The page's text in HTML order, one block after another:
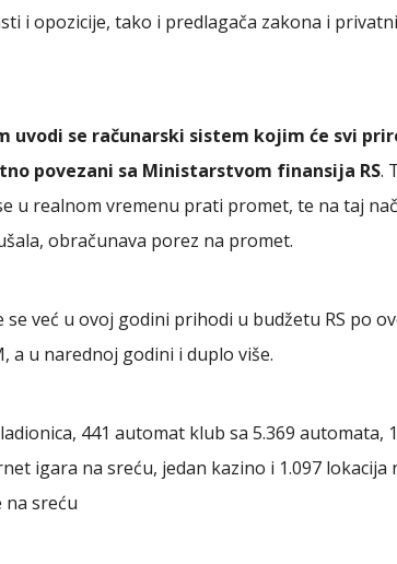
i opozicije, tako i predlagača zakona i
uvodi se računarski sistem kojim će svi
povezani sa Ministarstvom finansija RS.
u realnom vremenu prati promet, te na taj
obračunava porez na promet.
se već u ovoj godini prihodi u budžetu RS po
a u narednoj godini i duplo više.
441 automat klub sa 5.369 automata,
igara na sreću, jedan kazino i 1.097
sreću